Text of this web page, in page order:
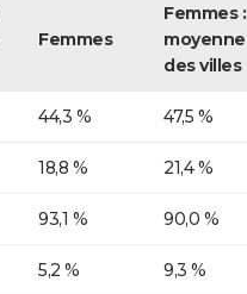
Femmes
Femmes :
moyenne
des villes
44,3 % 47,5 %
18,8 % 21,4 %
93,1 % 90,0 %
5,2 % 9,3 %